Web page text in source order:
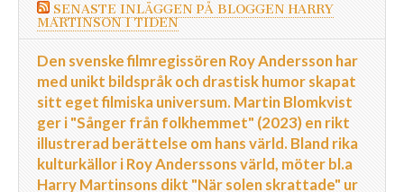
SENASTE INLÄGGEN PÅ BLOGGEN HARRY
MARTINSON I TIDEN
Den svenske filmregissören Roy Andersson har
med unikt bildspråk och drastisk humor skapat
sitt eget filmiska universum. Martin Blomkvist
ger i "Sånger från folkhemmet" (2023) en rikt
illustrerad berättelse om hans värld. Bland rika
kulturkällor i Roy Anderssons värld, möter bl.a
Harry Martinsons dikt "När solen skrattade" ur